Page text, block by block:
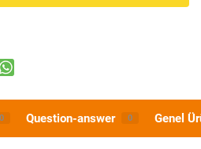
0 Question-answer 0 Genel